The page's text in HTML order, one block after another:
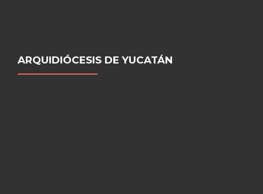
ARQUIDIÓCESIS DE YUCATÁN